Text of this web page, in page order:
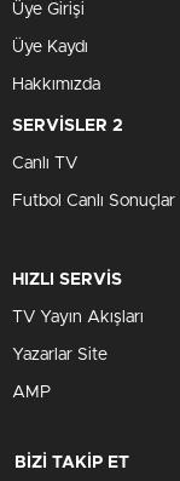
Üye Girişi
Üye Kaydı
Hakkımızda
SERVİSLER 2
Canlı TV
Futbol Canlı Sonuçlar
HIZLI SERVİS
TV Yayın Akışları
Yazarlar Site
AMP
BİZİ TAKİP ET